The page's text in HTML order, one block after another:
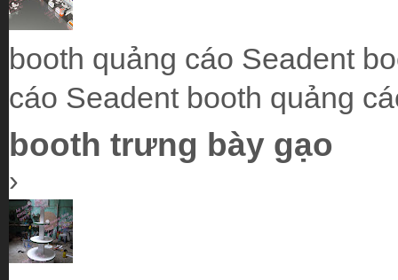
booth quảng cáo Seadent
cáo Seadent booth quảng
booth trưng bày gạo
›